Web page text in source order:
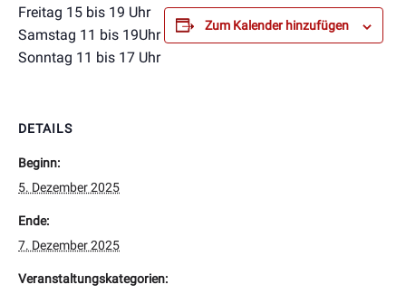
Freitag 15 bis 19 Uhr
Samstag 11 bis 19Uhr
Sonntag 11 bis 17 Uhr
Zum Kalender hinzufügen
DETAILS
Beginn:
5. Dezember 2025
Ende:
7. Dezember 2025
Veranstaltungskategorien: